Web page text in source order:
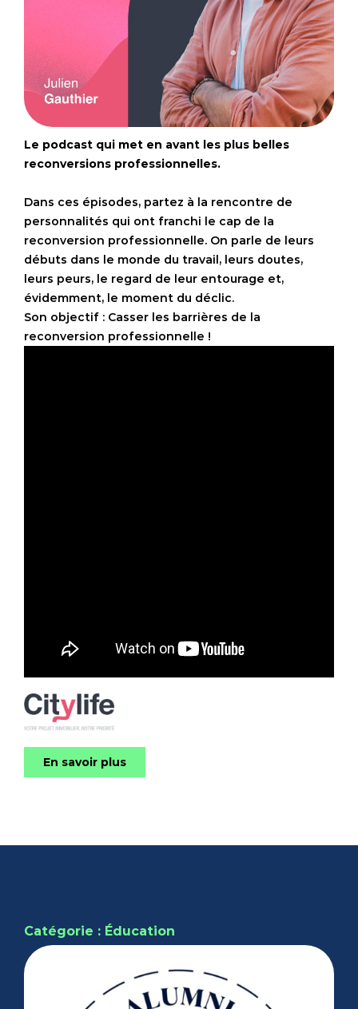
Le podcast qui met en avant les plus belles
reconversions professionnelles.
Dans ces épisodes, partez à la rencontre de
personnalités qui ont franchi le cap de la
reconversion professionnelle. On parle de leurs
débuts dans le monde du travail, leurs doutes,
leurs peurs, le regard de leur entourage et,
évidemment, le moment du déclic.
Son objectif : Casser les barrières de la
reconversion professionnelle !
En savoir plus
Catégorie : Éducation